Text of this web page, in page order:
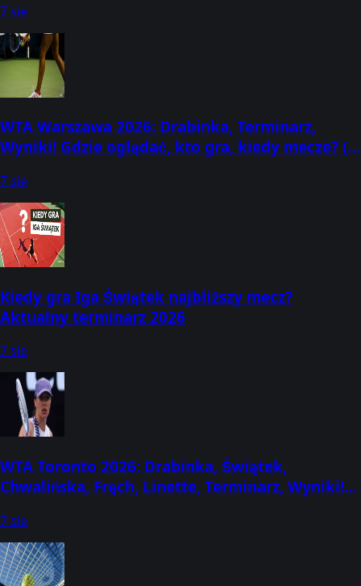
7 sie
WTA Warszawa 2026: Drabinka, Terminarz,
Wyniki! Gdzie oglądać, kto gra, kiedy mecze? (2-
7 sie
Kiedy gra Iga Świątek najbliższy mecz?
Aktualny terminarz 2026
7 sie
WTA Toronto 2026: Drabinka, Świątek,
Chwalińska, Fręch, Linette, Terminarz, Wyniki!
13 sierpnia) [Canadian Open]
7 sie